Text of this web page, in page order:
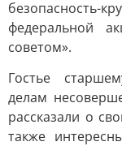
федеральной
советом».
Гостье
делам
рассказали о
также